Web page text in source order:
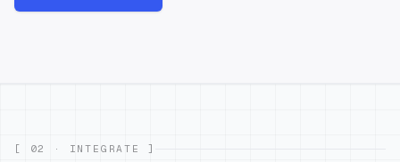
[ 02 · INTEGRATE ]